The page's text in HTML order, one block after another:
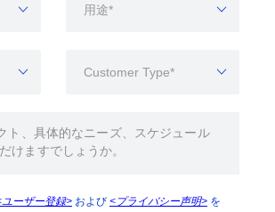
用途*
Customer Type*
ユーザー登録>および <プライバシー声明>を